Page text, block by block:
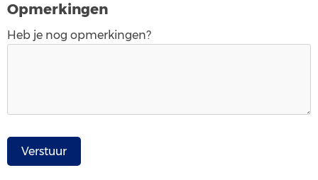
Opmerkingen
Heb je nog opmerkingen?